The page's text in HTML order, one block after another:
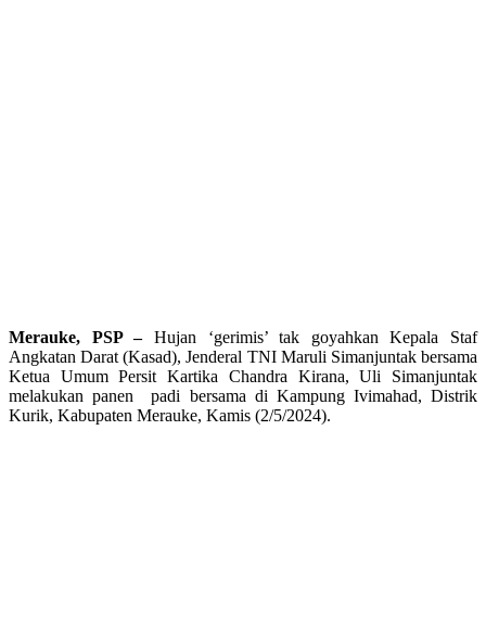
Merauke, PSP –Hujan ‘gerimis’ tak goyahkan Kepala Staf
Angkatan Darat (Kasad), Jenderal TNI Maruli Simanjuntak bersama
Ketua Umum Persit Kartika Chandra Kirana, Uli Simanjuntak
melakukan panen padi bersama di Kampung Ivimahad, Distrik
Kurik, Kabupaten Merauke, Kamis (2/5/2024).